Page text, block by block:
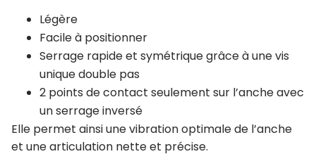
Légère
Facile à positionner
Serrage rapide et symétrique grâce à une vis
unique double pas
2 points de contact seulement sur l’anche avec
un serrage inversé
Elle permet ainsi une vibration optimale de l’anche
et une articulation nette et précise.